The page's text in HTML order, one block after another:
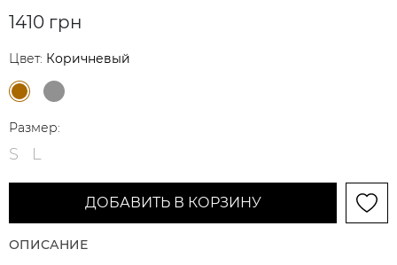
1410 грн
Цвет: Коричневый
Размер:
S L
ДОБАВИТЬ В КОРЗИНУ
ОПИСАНИЕ